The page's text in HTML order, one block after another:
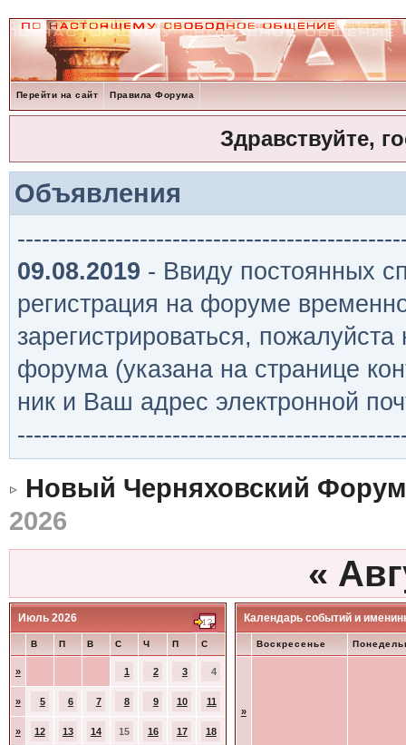
Перейти на сайт Правила Форума
Здравствуйте,
Объявления
09.08.2019 - Ввиду постоянных
регистрация на форуме
зарегистрироваться,
форума (указана на странице
ник и Ваш адрес электронной
Новый Черняховский Форум
2026
«
Июль 2026
В П В С Ч П С
» 1 2 3 4
» 5 6 7 8 9 10 11
» 12 13 14 15 16 17 18
Календарь событий и
Воскресенье
»